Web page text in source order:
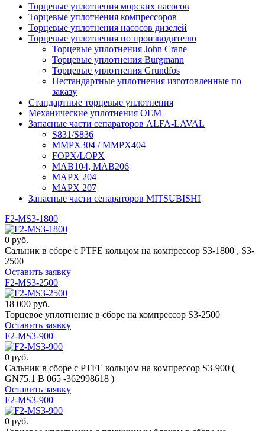
Торцевые уплотнения морских насосов
Торцевые уплотнения компрессоров
Торцевые уплотнения насосов дизелей
Торцевые уплотнения по производителю
Торцевые уплотнения John Crane
Торцевые уплотнения Burgmann
Торцевые уплотнения Grundfos
Нестандартные уплотнения изготовленные по
заказу
Стандартные торцевые уплотнения
Механические уплотнения OEM
Запасные части сепараторов ALFA-LAVAL
S831/S836
MMPX304 / MMPX404
FOPX/LOPX
MAB104, MAB206
MAPX 204
MAPX 207
Запасные части сепараторов MITSUBISHI
F2-MS3-1800
0 руб.
Сальник в сборе c PTFE кольцом на компрессор S3-1800 , S3-
2500
Оставить заявку
F2-MS3-2500
18 000 руб.
Торцевое уплотнение в сборе на компрессор S3-2500
Оставить заявку
F2-MS3-900
0 руб.
Сальник в сборе c PTFE кольцом на компрессор S3-900 (
GN75.1 B 065 -362998618 )
Оставить заявку
F2-MS3-900
0 руб.